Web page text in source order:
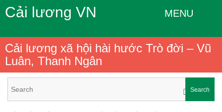
Cải lương VN MENU
Cải lương xã hội hài hước Trò đời – Vũ
Luân, Thanh Ngân
Search